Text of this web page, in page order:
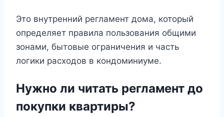
Это внутренний регламент дома, который
определяет правила пользования общими
зонами, бытовые ограничения и часть
логики расходов в кондоминиуме.
Нужно ли читать регламент до
покупки квартиры?